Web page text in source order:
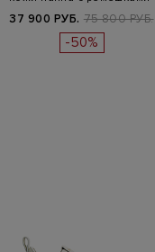
велк…
37 900 РУБ. 75 800 РУБ.
-50%